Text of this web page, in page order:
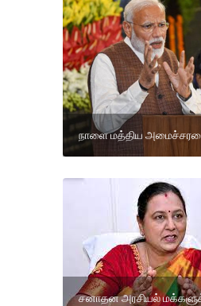
நாளை மத்திய
சனாதன அரசியல்